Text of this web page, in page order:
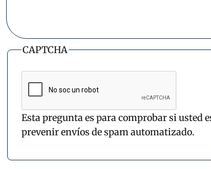
CAPTCHA
Esta pregunta es para comprobar si usted
prevenir envíos de spam automatizado.